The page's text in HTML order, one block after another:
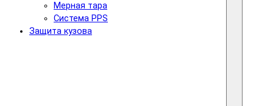
Мерная тара
Система PPS
Защита кузова